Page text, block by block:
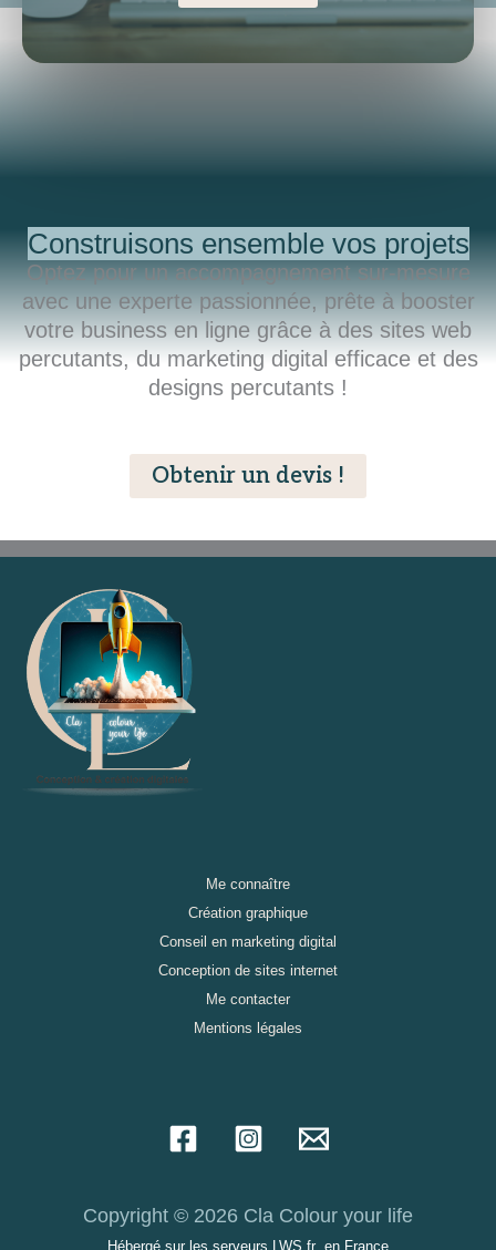
Construisons ensemble vos projets
Optez pour un accompagnement sur-mesure
avec une experte passionnée, prête à booster
votre business en ligne grâce à des sites web
percutants, du marketing digital efficace et des
designs percutants !
Obtenir un devis !
Me connaître
Création graphique
Conseil en marketing digital
Conception de sites internet
Me contacter
Mentions légales
Copyright © 2026 Cla Colour your life
Hébergé sur les serveurs LWS.fr en France